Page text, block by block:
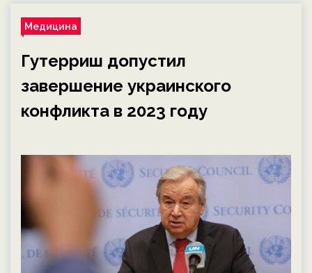
Медицина
Гутерриш допустил
завершение украинского
конфликта в 2023 году